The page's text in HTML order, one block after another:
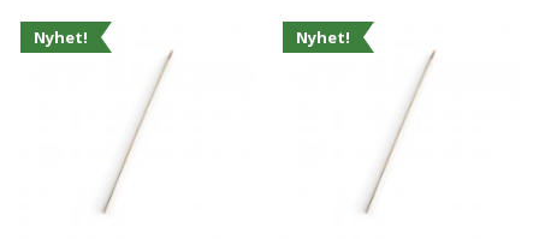
Nyhet! Nyhet!